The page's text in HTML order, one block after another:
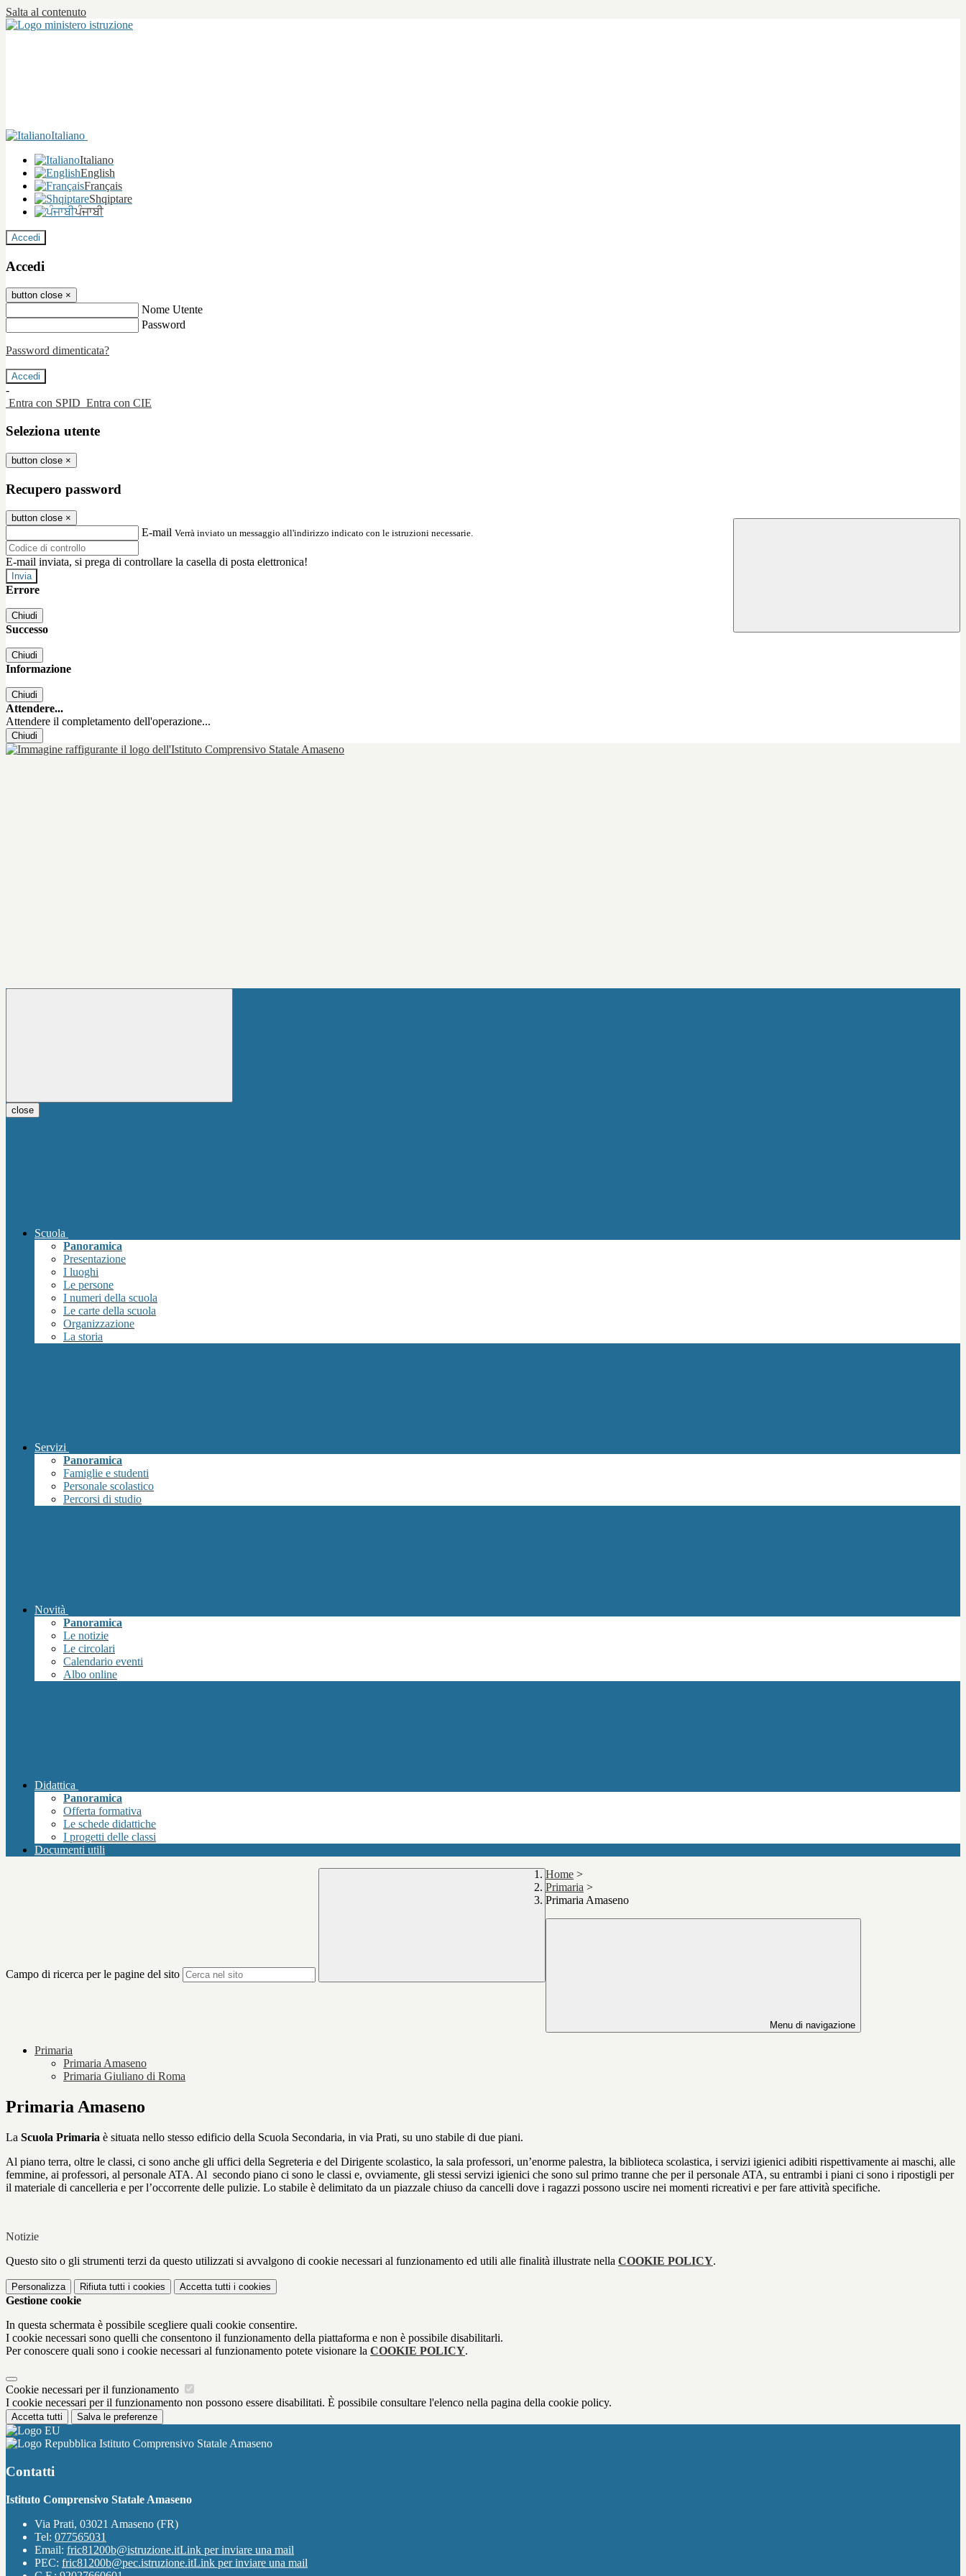
Salta al contenuto
Italiano
Italiano
English
Français
Shqiptare
ਪੰਜਾਬੀ
Accedi
Accedi
button close ×
Nome Utente
Password
Password dimenticata?
-
Entra con SPID Entra con CIE
Seleziona utente
button close ×
Recupero password
button close ×
E-mail Verrà inviato un messaggio all'indirizzo indicato con le istruzioni necessarie.
E-mail inviata, si prega di controllare la casella di posta elettronica!
Errore
Chiudi
Successo
Chiudi
Informazione
Chiudi
Attendere...
Attendere il completamento dell'operazione...
Chiudi
close
Scuola
Panoramica
Presentazione
I luoghi
Le persone
I numeri della scuola
Le carte della scuola
Organizzazione
La storia
Servizi
Panoramica
Famiglie e studenti
Personale scolastico
Percorsi di studio
Novità
Panoramica
Le notizie
Le circolari
Calendario eventi
Albo online
Didattica
Panoramica
Offerta formativa
Le schede didattiche
I progetti delle classi
Documenti utili
Campo di ricerca per le pagine del sito
Home >
Primaria >
Primaria Amaseno
Menu di navigazione
Primaria
Primaria Amaseno
Primaria Giuliano di Roma
Primaria Amaseno
La Scuola Primaria è situata nello stesso edificio della Scuola Secondaria, in via Prati, su uno stabile di due piani.
Al piano terra, oltre le classi, ci sono anche gli uffici della Segreteria e del Dirigente scolastico, la sala professori, un’enorme palestra, la biblioteca scolastica, i servizi igienici adibiti rispettivamente ai maschi, alle
femmine, ai professori, al personale ATA. Al secondo piano ci sono le classi e, ovviamente, gli stessi servizi igienici che sono sul primo tranne che per il personale ATA, su entrambi i piani ci sono i ripostigli per
il materiale di cancelleria e per l’occorrente delle pulizie. Lo stabile è delimitato da un piazzale chiuso da cancelli dove i ragazzi possono uscire nei momenti ricreativi e per fare attività specifiche.
Notizie
Questo sito o gli strumenti terzi da questo utilizzati si avvalgono di cookie necessari al funzionamento ed utili alle finalità illustrate nella COOKIE POLICY.
Personalizza Rifiuta tutti i cookies Accetta tutti i cookies
Gestione cookie
In questa schermata è possibile scegliere quali cookie consentire.
I cookie necessari sono quelli che consentono il funzionamento della piattaforma e non è possibile disabilitarli.
Per conoscere quali sono i cookie necessari al funzionamento potete visionare la COOKIE POLICY.
Cookie necessari per il funzionamento
I cookie necessari per il funzionamento non possono essere disabilitati. È possibile consultare l'elenco nella pagina della cookie policy.
Accetta tutti Salva le preferenze
Istituto Comprensivo Statale Amaseno
Contatti
Istituto Comprensivo Statale Amaseno
Via Prati, 03021 Amaseno (FR)
Tel: 077565031
Email: fric81200b@istruzione.itLink per inviare una mail
PEC: fric81200b@pec.istruzione.itLink per inviare una mail